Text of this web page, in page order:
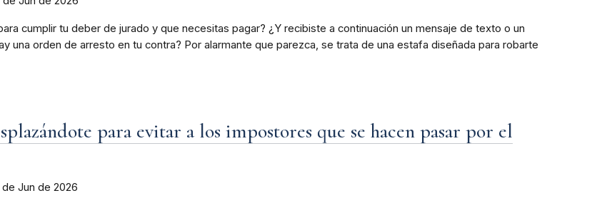
cumplir tu deber de jurado y que necesitas pagar? ¿Y recibiste a continuación un mensaje de texto o un
una orden de arresto en tu contra? Por alarmante que parezca, se trata de una estafa diseñada para robarte
para evitar a los impostores que se hacen pasar por el
Jun de 2026